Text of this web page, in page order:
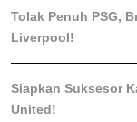
Tolak Penuh PSG,
Liverpool!
Siapkan Suksesor
United!